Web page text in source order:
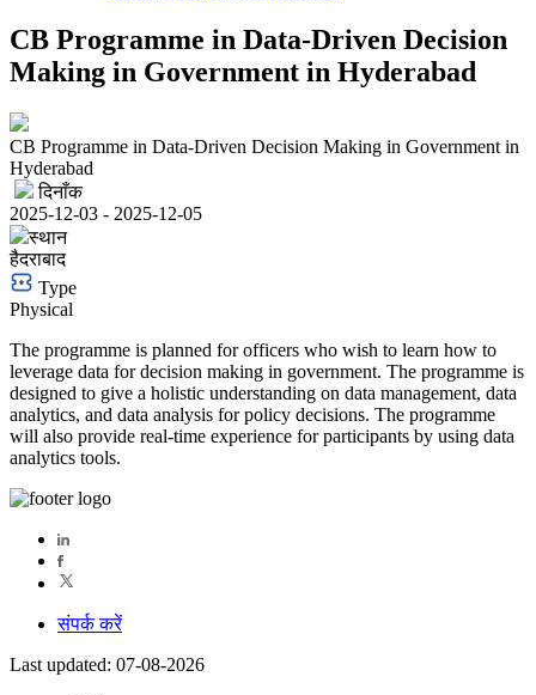
CB Programme in Data-Driven Decision
Making in Government in Hyderabad
CB Programme in Data-Driven Decision Making in Government in
Hyderabad
दिनाँक
2025-12-03 - 2025-12-05
स्थान
हैदराबाद
Type
Physical
The programme is planned for officers who wish to learn how to
leverage data for decision making in government. The programme is
designed to give a holistic understanding on data management, data
analytics, and data analysis for policy decisions. The programme
will also provide real-time experience for participants by using data
analytics tools.
संपर्क करें
Last updated: 07-08-2026